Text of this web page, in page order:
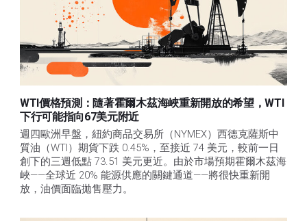
WTI價格預測：隨著霍爾木茲海峽重新開放的希望，WTI
下行可能指向67美元附近
週四歐洲早盤，紐約商品交易所（NYMEX）西德克薩斯中
質油（WTI）期貨下跌 0.45%，至接近 74 美元，較前一日
創下的三週低點 73.51 美元更近。由於市場預期霍爾木茲海
峽——全球近 20% 能源供應的關鍵通道——將很快重新開
放，油價面臨拋售壓力。